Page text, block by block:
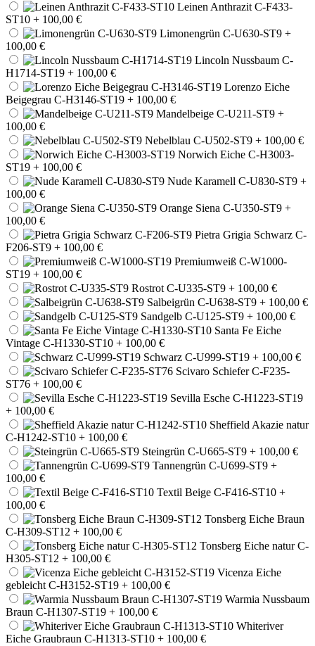
Leinen Anthrazit C-F433-
ST10 + 100,00 €
Limonengrün C-U630-ST9 +
100,00 €
Lincoln Nussbaum C-
H1714-ST19 + 100,00 €
Lorenzo Eiche
Beigegrau C-H3146-ST19 + 100,00 €
Mandelbeige C-U211-ST9 +
100,00 €
Nebelblau C-U502-ST9 + 100,00 €
Norwich Eiche C-H3003-
ST19 + 100,00 €
Nude Karamell C-U830-ST9 +
100,00 €
Orange Siena C-U350-ST9 +
100,00 €
Pietra Grigia Schwarz C-
F206-ST9 + 100,00 €
Premiumweiß C-W1000-
ST19 + 100,00 €
Rostrot C-U335-ST9 + 100,00 €
Salbeigrün C-U638-ST9 + 100,00 €
Sandgelb C-U125-ST9 + 100,00 €
Santa Fe Eiche
Vintage C-H1330-ST10 + 100,00 €
Schwarz C-U999-ST19 + 100,00 €
Scivaro Schiefer C-F235-
ST76 + 100,00 €
Sevilla Esche C-H1223-ST19
+ 100,00 €
Sheffield Akazie natur
C-H1242-ST10 + 100,00 €
Steingrün C-U665-ST9 + 100,00 €
Tannengrün C-U699-ST9 +
100,00 €
Textil Beige C-F416-ST10 +
100,00 €
Tonsberg Eiche Braun
C-H309-ST12 + 100,00 €
Tonsberg Eiche natur C-
H305-ST12 + 100,00 €
Vicenza Eiche
gebleicht C-H3152-ST19 + 100,00 €
Warmia Nussbaum
Braun C-H1307-ST19 + 100,00 €
Whiteriver
Eiche Graubraun C-H1313-ST10 + 100,00 €